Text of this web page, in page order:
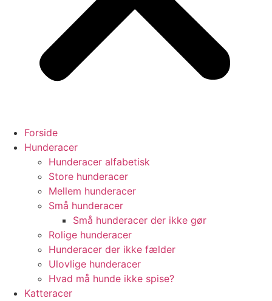
Forside
Hunderacer
Hunderacer alfabetisk
Store hunderacer
Mellem hunderacer
Små hunderacer
Små hunderacer der ikke gør
Rolige hunderacer
Hunderacer der ikke fælder
Ulovlige hunderacer
Hvad må hunde ikke spise?
Katteracer